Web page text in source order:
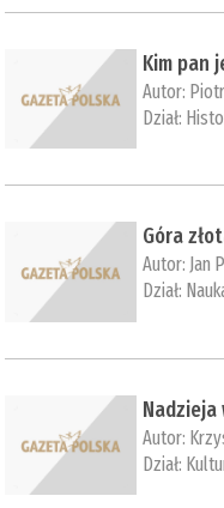
Kim pan
Autor:
Dział:
Góra
Autor: Jan
Dział:
Nadzieja
Autor:
Dział: